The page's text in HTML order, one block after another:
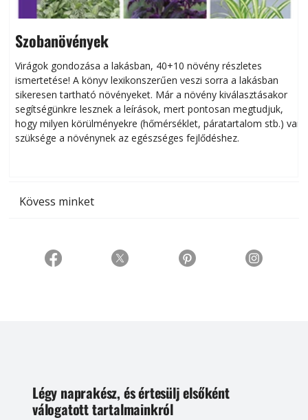
Szobanövények
Virágok gondozása a lakásban, 40+10 növény részletes
ismertetése! A könyv lexikonszerűen veszi sorra a lakásban
sikeresen tart­ha­tó növényeket. Már a növény kiválasztásakor
segítségünkre lesznek a leírások, mert pontosan megtudjuk,
hogy milyen körülményekre (hőmérséklet, páratartalom stb.) van
szüksége a növénynek az egészséges fejlődéshez.
Kövess minket
Légy naprakész, és értesülj elsőként
válogatott tartalmainkról